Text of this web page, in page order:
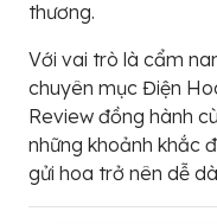
thương.
Với vai trò là cẩm
chuyên mục Điện
Review đồng hành
những khoảnh khắc
gửi hoa trở nên dễ